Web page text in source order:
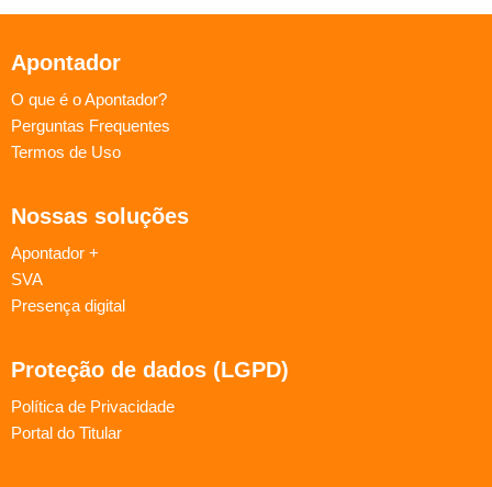
Apontador
O que é o Apontador?
Perguntas Frequentes
Termos de Uso
Nossas soluções
Apontador +
SVA
Presença digital
Proteção de dados (LGPD)
Política de Privacidade
Portal do Titular